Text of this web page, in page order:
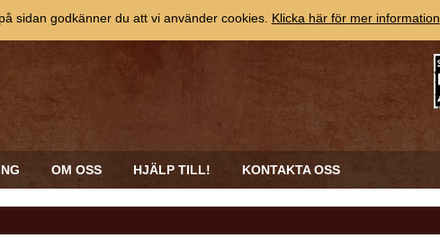
OM OSS HJÄLP TILL! KONTAKTA OSS
sidan godkänner du att vi använder cookies. Klicka här för mer information